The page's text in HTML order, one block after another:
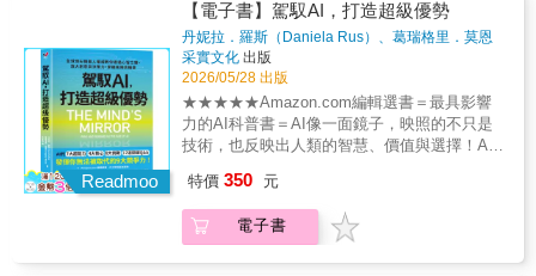
西・薩利比・奈托（José Salibi Neto），HSM
創辦人、《顛覆性領導力》（Disruptive
Leadership）合著作者
品牌之父」三位傑出的作者在這本優質著作
中，深入闡述了營運的重要性，更重要的是還
告訴讀者該如何實際把營運做好。無論你是樂
於接受新觀點挑戰的資深主管，或者是剛踏入
管理領域的新手，這本書都很值得參考，而且
書中的舉例十分精彩又有教育意義，強烈建議
大家撥出時間一讀。──傑若德・查爾曼
（Gerald Zaltman），哈佛商學院Joseph C.
Wilson榮譽教授；Olson Zaltman共同創辦夥伴
這本書結合亞洲豐富的實例與經驗，翻轉了我
們對卓越營運的理解。書中的全新視角既鼓舞
技術和從中萌發的許多創新，例如加密貨幣、
去中心化身分、NFT和DeFi，也從實際應用的
角度切入，說明企業該如何涉入此一領域，充
分利用其全部潛能。」──Vodafone Business
物聯網區塊鏈主管大衛．帕瑪（David
Palmer）「《區塊鏈創新實踐手冊》用容易理
解的詞彙深入解釋區塊鏈的概念，為想使用區
塊鏈建置解決方案的創新人士提供全面又務實
的流程指引。」──世界銀行氣候變遷小組碳權
Innovation）單位IT主管蘇珊．大衛．柯芮維克
（Susan David Carevic）「《區塊鏈創新實踐
手冊》以廣闊的視野介紹區塊鏈技術和術語，
臨到前所未有的問題： &rarr;新的數位貨幣可能
變成一種「控制工具」，而不是它最初承諾的
「自由」； &rarr;若數位貨幣監控了所有交易，
應用程式將成為政府的操控中心； &rarr;研發創
新且隱私的架構，將成為世界各國首要關注的
決策方向； &hellip;&hellip; 本書探討中國如何
以閃電般速度重塑貨幣，反轉落後和陳舊的現
用戶在手機上就能進行支付、借貸、理財投
資、購買商品和服務。 同時追蹤共產黨經濟改
革的興衰，並巧妙描述大型科技公司平台與監
人類存續的問題。他們對於AI革命所帶來的劃
時代挑戰與機遇，展開一場關於人類未來的深
刻思辨。本書從AI的起源開場，再將視角移至
AI即將展開無遠弗屆影響力的四大領域：政治
治理、和平與安全、經濟與貿易、科學突破，
最後探討人機共生時代的價值底線。本書試圖
在盲目樂觀與無端恐懼之間尋找平衡，並勾勒
出一套有效策略，幫助你我在迎接AI時代到來
的迷失與混亂之時提供指引，冷靜、審慎地迎
接這場創世。雖然有些人或許將此刻視為人類
的終章，三位作者卻將其看作是一個全新的起
看到推薦清單上出現沒看過的新作品 → 請答
【第2題】(B) 想回到熟悉的角色或已經建立情
感連結的系列故事 → 請答【第3題】2. 當一整
季影集一次全部上架時，你對這種觀看方式的
感受是什麼？(A) 我喜歡自己決定節奏，想一口
氣追完就追完 → 請答【第4題】(B) 我不急著追
完，更在意每一部作品是否有一致的品質與風
格 → 請答【第5題】3. 如果某個串流平台通知
你即將調漲月費，你第一個想到的是什麼？(A)
的改變 → 請答【第4題】(B) 只要我喜歡的系列
與角色還在，我願意繼續支持 → 請答【第5
題】4. 面對平台經常推出新題材、同時也快速
Readmoo
【電子書】駕馭AI，打造超級優勢
丹妮拉．羅斯（Daniela Rus）、葛瑞格里．莫恩
（Gregory Mone）
采實文化 出版
2026/05/28 出版
★★★★★Amazon.com編輯選書＝最具影響
力的AI科普書＝AI像一面鏡子，映照的不只是
技術，也反映出人類的智慧、價值與選擇！AI
Q&A，發揮你無法被取代的9大競爭力！★全球
最具影響力AI科學家、MIT機器人權威重磅新作
★《出版人週刊》、《柯克斯書評》、麻省理
特價 350 元
電子書